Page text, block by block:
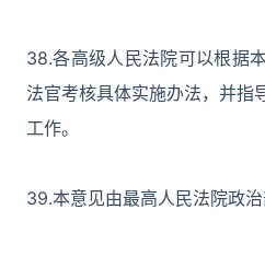
38.各高级人民法院可以根据
法官考核具体实施办法，并指
工作。
39.本意见由最高人民法院政治